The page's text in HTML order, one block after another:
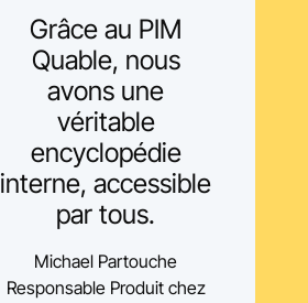
Grâce au PIM
Quable, nous
avons une
véritable
encyclopédie
interne, accessible
par tous.
Michael Partouche
Responsable Produit chez